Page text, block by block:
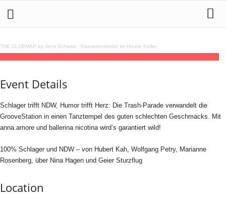
THE CLUBMAP by Jens Schwan · Kassettenkinder im House Keller
Event Details
Schlager trifft NDW, Humor trifft Herz: Die Trash-Parade verwandelt die
GrooveStation in einen Tanztempel des guten schlechten Geschmacks. Mit
anna.amore und ballerina nicotina wird’s garantiert wild!
100% Schlager und NDW – von Hubert Kah, Wolfgang Petry, Marianne
Rosenberg, über Nina Hagen und Geier Sturzflug
Location